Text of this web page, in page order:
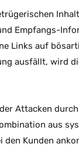
Empfangs-
Links auf
ausfällt, wird
Attacken
aus
den Kunden